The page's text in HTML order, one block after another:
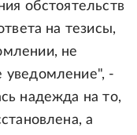
обстоятельств
на тезисы,
не
-
надежда на то,
а